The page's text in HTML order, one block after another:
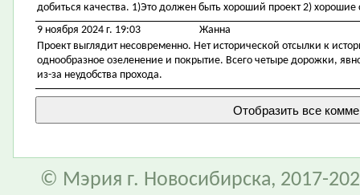
добиться качества. 1)Это должен быть хороший проект 2) хорошие
9 ноября 2024 г. 19:03
Жанна
Проект выглядит несовременно. Нет исторической отсылки к
однообразное озеленение и покрытие. Всего четыре дорожки,
из-за неудобства прохода.
© Мэрия г. Новосибирска, 2017-